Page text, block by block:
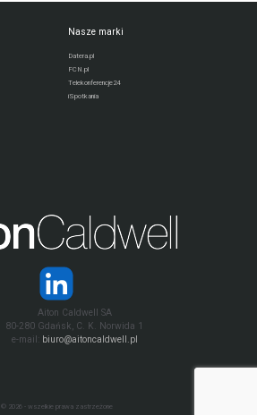
Nasze marki
Datera.pl
FCN.pl
Telekonferencje24
iSpotkania
Aiton Caldwell SA
80-280 Gdańsk, C. K. Norwida 1
e-mail:
biuro@aitoncaldwell.pl
© 2026 - wszelkie prawa zastrzeżone